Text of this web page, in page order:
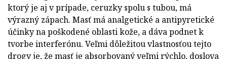
ktorý je aj v prípade, ceruzky spolu s tubou, má
výrazný zápach. Masť má analgetické a antipyretické
účinky na poškodené oblasti kože, a dáva podnet k
tvorbe interferónu. Veľmi dôležitou vlastnosťou tejto
drogy je, že masť je absorbovaný veľmi rýchlo, doslova